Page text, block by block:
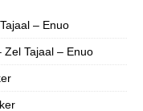
– Enuo
Zel Tajaal – Enuo